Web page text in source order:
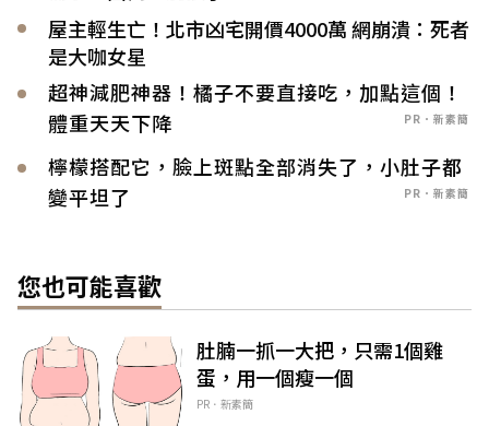
屋主輕生亡！北市凶宅開價4000萬 網崩潰：死者
是大咖女星
超神減肥神器！橘子不要直接吃，加點這個！
體重天天下降
PR．新素簡
檸檬搭配它，臉上斑點全部消失了，小肚子都
變平坦了
PR．新素簡
您也可能喜歡
肚腩一抓一大把，只需1個雞
蛋，用一個瘦一個
PR．新素簡